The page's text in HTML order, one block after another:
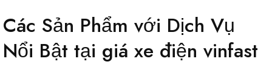
Các Sản Phẩm với Dịch Vụ
Nổi Bật tại giá xe điện vinfast